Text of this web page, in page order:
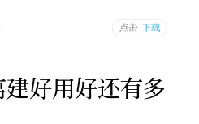
好用好还有多